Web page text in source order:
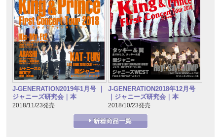
J-GENERATION2019年1月号 ｜
ジャニーズ研究会｜本
2018/11/23発売
J-GENERATION2018年12月号
｜ジャニーズ研究会｜本
2018/10/23発売